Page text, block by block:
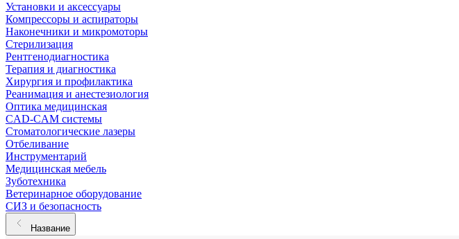
Установки и аксессуары
Компрессоры и аспираторы
Наконечники и микромоторы
Стерилизация
Рентгенодиагностика
Терапия и диагностика
Хирургия и профилактика
Реанимация и анестезиология
Оптика медицинская
CAD-CAM системы
Стоматологические лазеры
Отбеливание
Инструментарий
Медицинская мебель
Зуботехника
Ветеринарное оборудование
СИЗ и безопасность
Название